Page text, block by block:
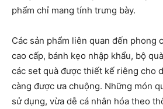
phẩm chỉ mang tính trưng bày.
Các sản phẩm liên quan đến phong
cao cấp, bánh kẹo nhập khẩu, bộ
các set quà được thiết kế riêng cho
càng được ưa chuộng. Những món
sử dụng, vừa dễ cá nhân hóa theo